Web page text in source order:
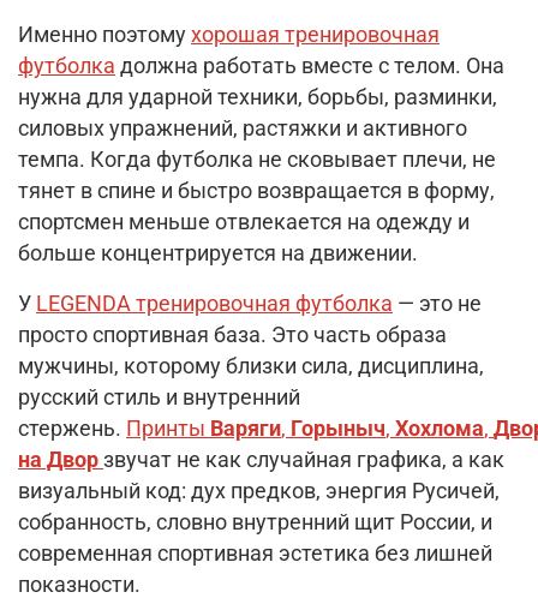
Именно поэтому хорошая тренировочная
футболка должна работать вместе с телом. Она
нужна для ударной техники, борьбы, разминки,
силовых упражнений, растяжки и активного
темпа. Когда футболка не сковывает плечи, не
тянет в спине и быстро возвращается в форму,
спортсмен меньше отвлекается на одежду и
больше концентрируется на движении.
У LEGENDA тренировочная футболка — это не
просто спортивная база. Это часть образа
мужчины, которому близки сила, дисциплина,
русский стиль и внутренний
стержень. Принты Варяги, Горыныч, Хохлома,
на Двор звучат не как случайная графика, а как
визуальный код: дух предков, энергия Русичей,
собранность, словно внутренний щит России, и
современная спортивная эстетика без лишней
показности.